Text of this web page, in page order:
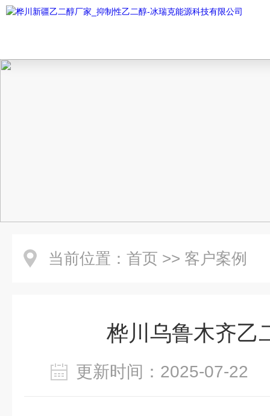
当前位置： 首页 >> 客户案例
桦川乌鲁木齐乙
更新时间：2025-07-